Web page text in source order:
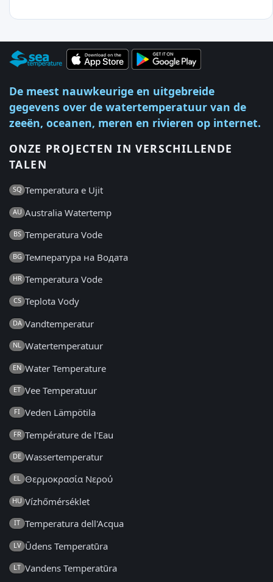
De meest nauwkeurige en uitgebreide
gegevens over de watertemperatuur van de
zeeën, oceanen, meren en rivieren op internet.
ONZE PROJECTEN IN VERSCHILLENDE
TALEN
SQ Temperatura e Ujit
AU Australia Watertemp
BS Temperatura Vode
BG Температура на Водата
HR Temperatura Vode
CS Teplota Vody
DA Vandtemperatur
NL Watertemperatuur
EN Water Temperature
ET Vee Temperatuur
FI Veden Lämpötila
FR Température de l'Eau
DE Wassertemperatur
EL Θερμοκρασία Νερού
HU Vízhőmérséklet
IT Temperatura dell'Acqua
LV Ūdens Temperatūra
LT Vandens Temperatūra